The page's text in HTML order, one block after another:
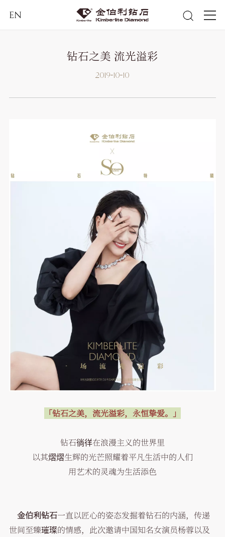
EN
钻石之美 流光溢彩
2019-10-10
「钻石之美，流光溢彩，永恒挚爱。」
钻石徜徉在浪漫主义的世界里
以其熠熠生辉的光芒照耀着平凡生活中的人们
用艺术的灵魂为生活添色
金伯利钻石一直以匠心的姿态发掘着钻石的内涵，传递
世间至臻璀璨的情感，此次邀请中国知名女演员杨蓉以及